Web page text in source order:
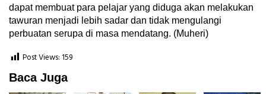
dapat membuat para pelajar yang diduga akan melakukan
tawuran menjadi lebih sadar dan tidak mengulangi
perbuatan serupa di masa mendatang. (Muheri)
Post Views: 159
Baca Juga